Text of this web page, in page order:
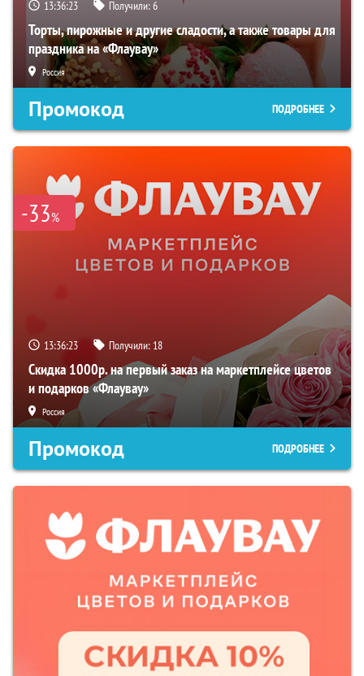
13:36:23 Получили:6
Торты, пирожные и другие сладости, а также товары для
праздника на «Флаувау»
Россия
Промокод ПОДРОБНЕЕ
-33%
13:36:23 Получили: 18
Скидка 1000р. на первый заказ на маркетплейсе цветов
и подарков «Флаувау»
Россия
Промокод ПОДРОБНЕЕ